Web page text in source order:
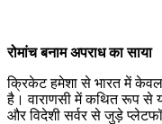
रोमांच बनाम अपराध का साया
क्रिकेट हमेशा से भारत में केवल
है। वाराणसी में कथित रूप से
और विदेशी सर्वर से जुड़े